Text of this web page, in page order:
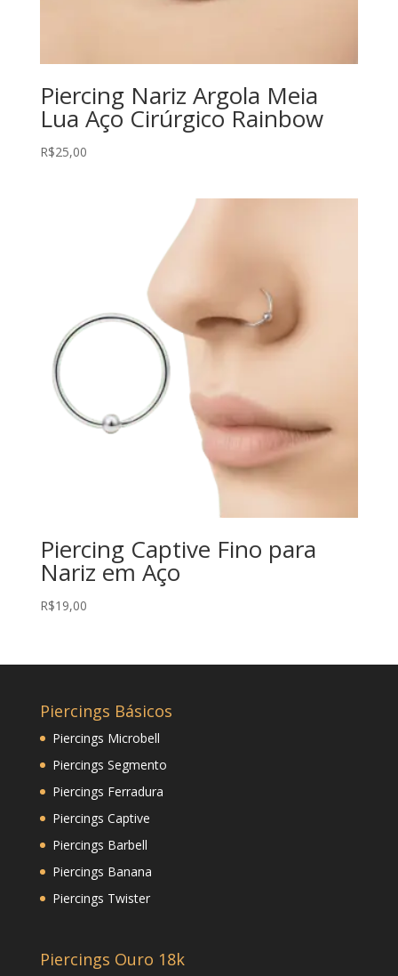
Piercing Nariz Argola Meia
Lua Aço Cirúrgico Rainbow
R$25,00
Piercing Captive Fino para
Nariz em Aço
R$19,00
Piercings Básicos
Piercings Microbell
Piercings Segmento
Piercings Ferradura
Piercings Captive
Piercings Barbell
Piercings Banana
Piercings Twister
Piercings Ouro 18k